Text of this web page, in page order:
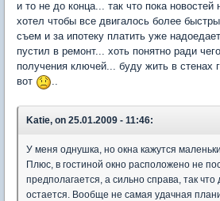
и то не до конца... так что пока
хотел чтобы все двигалось более
съем и за ипотеку платить уже
пустил в ремонт... хоть понятно ради
получения ключей... буду жить в стенах
вот
..
Katie, on 25.01.2009 - 11:46:
У меня однушка, но окна кажутся
Плюс, в гостиной окно расположено не
предполагается, а сильно справа, так
остается. Вообще не самая удачная